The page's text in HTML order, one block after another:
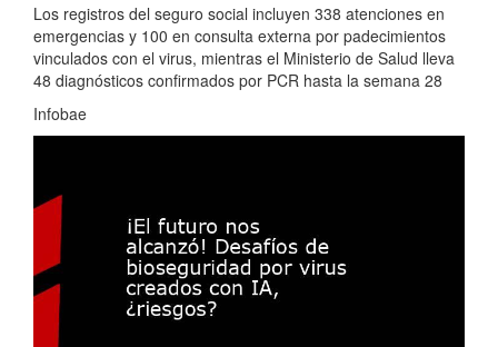
Los registros del seguro social incluyen 338 atenciones en
emergencias y 100 en consulta externa por padecimientos
vinculados con el virus, mientras el Ministerio de Salud lleva
48 diagnósticos confirmados por PCR hasta la semana 28
Infobae